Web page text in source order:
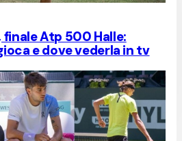
Atp 500 Halle:
e dove vederla in tv